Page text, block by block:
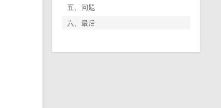
五、问题
六、最后